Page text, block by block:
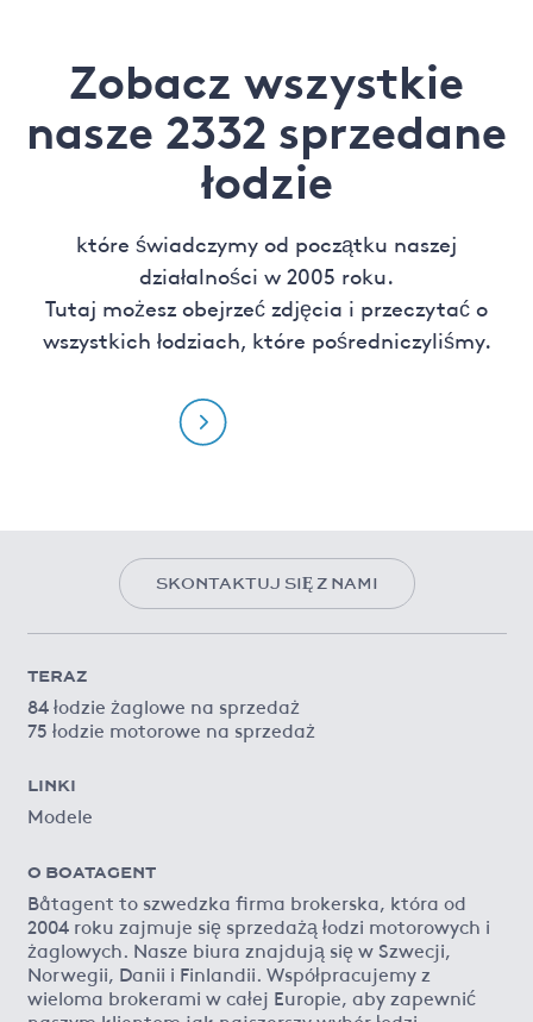
Zobacz wszystkie
nasze 2332 sprzedane
łodzie
które świadczymy od początku naszej
działalności w 2005 roku.
Tutaj możesz obejrzeć zdjęcia i przeczytać o
wszystkich łodziach, które pośredniczyliśmy.
SKONTAKTUJ SIĘ Z NAMI
TERAZ
84 łodzie żaglowe na sprzedaż
75 łodzie motorowe na sprzedaż
LINKI
Modele
O BOATAGENT
Båtagent to szwedzka firma brokerska, która od
2004 roku zajmuje się sprzedażą łodzi motorowych i
żaglowych. Nasze biura znajdują się w Szwecji,
Norwegii, Danii i Finlandii. Współpracujemy z
wieloma brokerami w całej Europie, aby zapewnić